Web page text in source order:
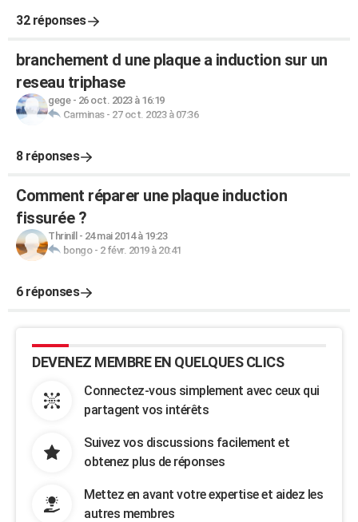
32 réponses
branchement d une plaque a induction sur un
reseau triphase
gege- 26 oct. 2023 à 16:19
Carminas- 27 oct. 2023 à 07:36
8 réponses
Comment réparer une plaque induction
fissurée ?
Thrinill - 24 mai 2014 à 19:23
bongo- 2 févr. 2019 à 20:41
6 réponses
DEVENEZ MEMBRE EN QUELQUES CLICS
Connectez-vous simplement avec ceux qui
partagent vos intérêts
Suivez vos discussions facilement et
obtenez plus de réponses
Mettez en avant votre expertise et aidez les
autres membres